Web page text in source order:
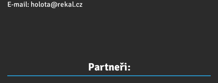
E-mail: holota@rekal.cz
Partneři: